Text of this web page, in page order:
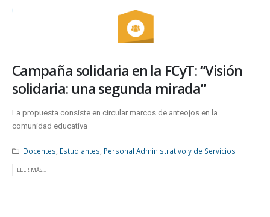
Campaña solidaria en la FCyT: “Visión
solidaria: una segunda mirada”
La propuesta consiste en circular marcos de anteojos en la
comunidad educativa
Docentes Estudiantes Personal Administrativo y de Servicios
LEER MÁS...